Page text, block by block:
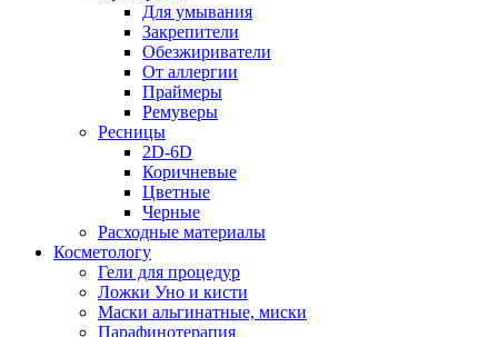
Для умывания
Закрепители
Обезжириватели
От аллергии
Праймеры
Ремуверы
Ресницы
2D-6D
Коричневые
Цветные
Черные
Расходные материалы
Косметологу
Гели для процедур
Ложки Уно и кисти
Маски альгинатные, миски
Парафинотерапия